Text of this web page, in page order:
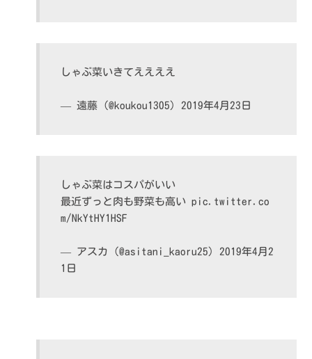
しゃぶ菜いきてええええ
— 遠藤 (@koukou1305) 2019年4月23日
しゃぶ菜はコスパがいい
最近ずっと肉も野菜も高いpic.twitter.co
m/NkYtHY1HSF
— アスカ (@asitani_kaoru25) 2019年4月2
1日